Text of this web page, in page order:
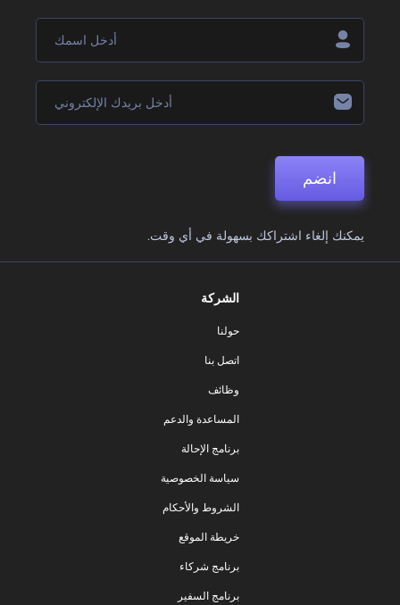
انضم
يمكنك إلغاء اشتراكك بسهولة في أي وقت.
الشركة
حولنا
اتصل بنا
وظائف
المساعدة والدعم
برنامج الإحالة
سياسة الخصوصية
الشروط والأحكام
خريطة الموقع
برنامج شركاء
برنامج السفير